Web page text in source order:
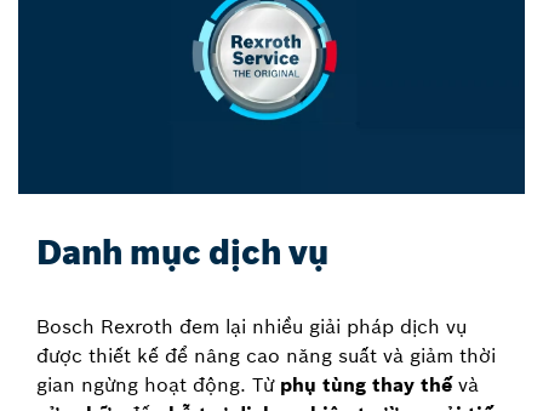
Danh mục dịch vụ
Bosch Rexroth đem lại nhiều giải pháp dịch vụ
được thiết kế để nâng cao năng suất và giảm thời
gian ngừng hoạt động. Từ phụ tùng thay thế và